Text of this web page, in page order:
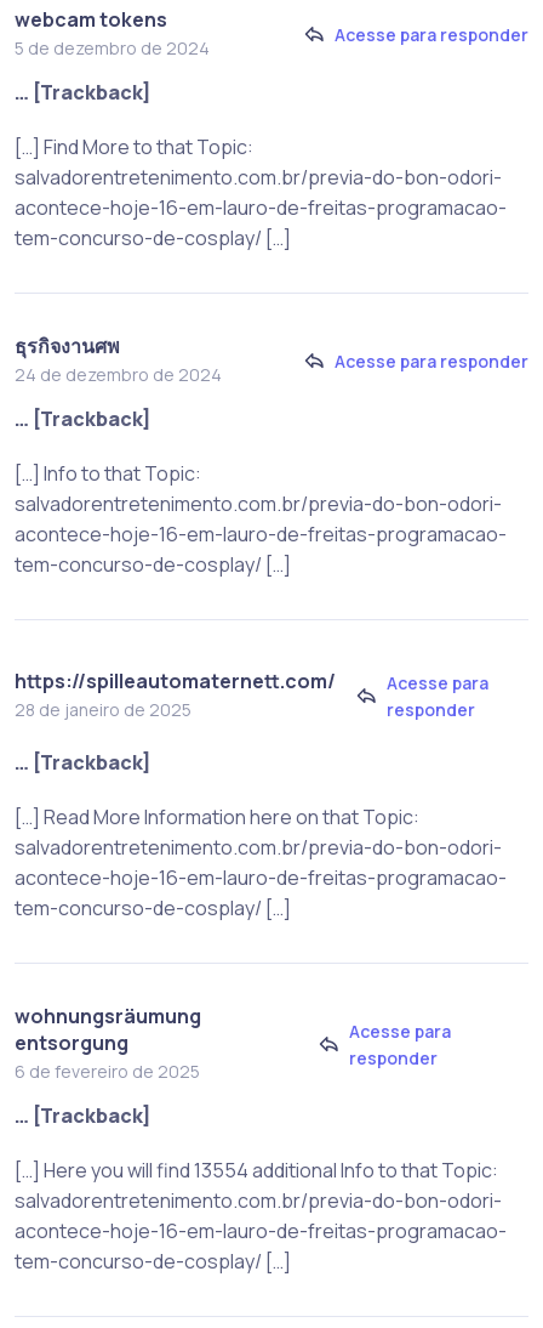
webcam tokens
5 de dezembro de 2024
Acesse para responder
… [Trackback]
[…] Find More to that Topic:
salvadorentretenimento.com.br/previa-do-bon-odori-
acontece-hoje-16-em-lauro-de-freitas-programacao-
tem-concurso-de-cosplay/ […]
ธุรกิจงานศพ
24 de dezembro de 2024
Acesse para responder
… [Trackback]
[…] Info to that Topic:
salvadorentretenimento.com.br/previa-do-bon-odori-
acontece-hoje-16-em-lauro-de-freitas-programacao-
tem-concurso-de-cosplay/ […]
https://spilleautomaternett.com/
28 de janeiro de 2025
Acesse para
responder
… [Trackback]
[…] Read More Information here on that Topic:
salvadorentretenimento.com.br/previa-do-bon-odori-
acontece-hoje-16-em-lauro-de-freitas-programacao-
tem-concurso-de-cosplay/ […]
wohnungsräumung
entsorgung
6 de fevereiro de 2025
Acesse para
responder
… [Trackback]
[…] Here you will find 13554 additional Info to that Topic:
salvadorentretenimento.com.br/previa-do-bon-odori-
acontece-hoje-16-em-lauro-de-freitas-programacao-
tem-concurso-de-cosplay/ […]